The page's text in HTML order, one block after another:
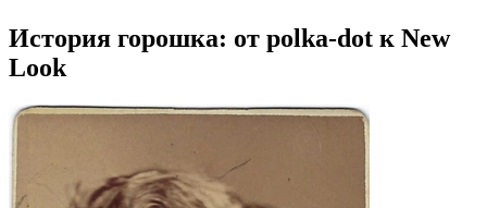
История горошка: от polka-dot к New
Look